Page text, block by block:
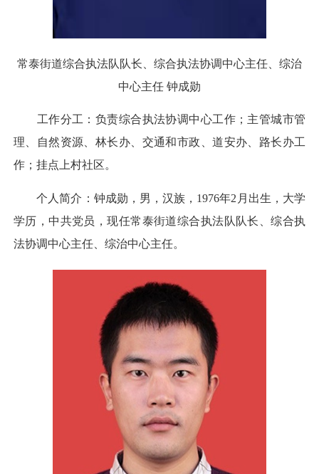
常泰街道综合执法队队长、综合执法协调中心主任、综治
中心主任 钟成勋
工作分工：负责综合执法协调中心工作；主管城市管
理、自然资源、林长办、交通和市政、道安办、路长办工
作；挂点上村社区。
个人简介：钟成勋，男，汉族，1976年2月出生，大学
学历，中共党员，现任常泰街道综合执法队队长、综合执
法协调中心主任、综治中心主任。